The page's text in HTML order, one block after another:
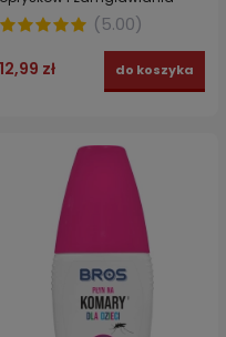
STRONG 250 ml
(5.00)
12,99 zł do koszyka